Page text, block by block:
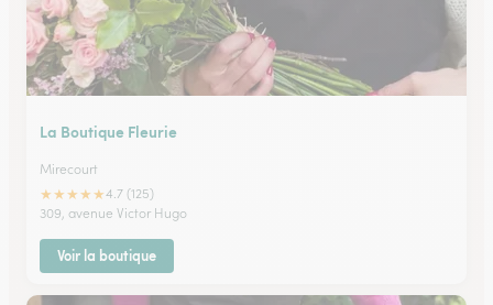
La Boutique Fleurie
Mirecourt
★★★★★4.7 (125)
309, avenue Victor Hugo
Voir la boutique